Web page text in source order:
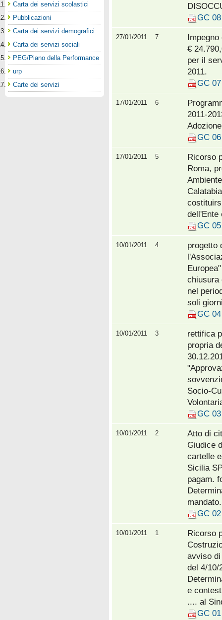
GC
27/01/2011 7
€
per il
2011.
GC
17/01/2011 6
2011-
GC
17/01/2011 5
Ricorso
Roma,
dell'Ente
GC
10/01/2011 4
progetto
chiusura
nel
soli
GC
10/01/2011 3
rettifica
propria
Socio-
GC
10/01/2011 2
Atto di
Giudice
cartelle
Sicilia
pagam.
GC
10/01/2011 1
Ricorso
avviso di
del 4/10/
e
.... al
GC
Carta dei servizi scolastici
Pubblicazioni
Carta dei servizi demografici
Carta dei servizi sociali
PEG/Piano della Performance
urp
Carte dei servizi